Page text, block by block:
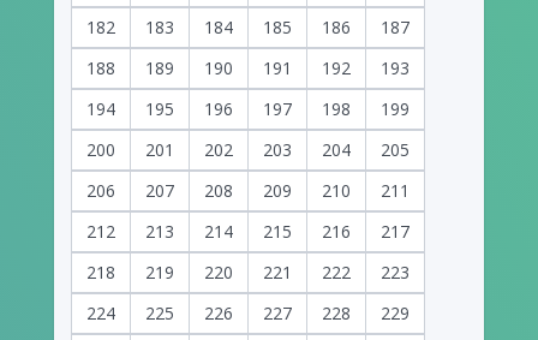
182
183 184 185 186
187
188
189 190 191 192
193
194
195 196 197 198
199
200
201 202 203 204
205
206
207 208 209 210
211
212
213 214 215 216
217
218
219 220 221 222
223
224
225 226 227 228
229